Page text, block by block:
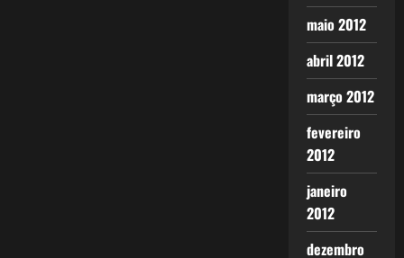
maio 2012
abril 2012
março 2012
fevereiro
2012
janeiro
2012
dezembro